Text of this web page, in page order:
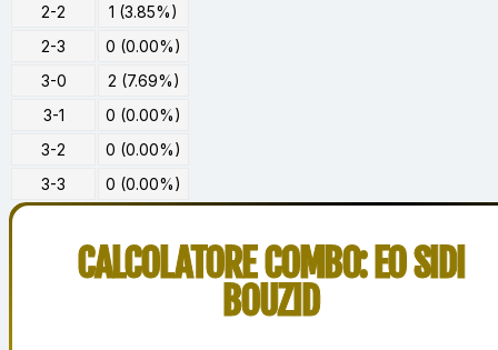
2-2
1 (3.85%)
2-3
0 (0.00%)
3-0
2 (7.69%)
3-1
0 (0.00%)
3-2
0 (0.00%)
3-3
0 (0.00%)
CALCOLATORE COMBO: EO SIDI
BOUZID